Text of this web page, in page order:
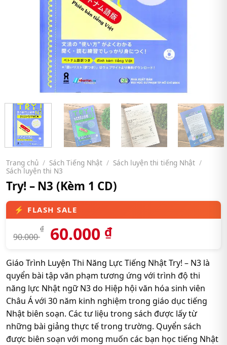
Trang chủ / Sách Tiếng Nhật / Sách luyện thi tiếng Nhật /
Sách luyện thi N3
Try! – N3 (Kèm 1 CD)
90.000
₫ 60.000 ₫
Giáo Trình Luyện Thi Năng Lực Tiếng Nhật Try! – N3 là
quyển bài tập văn phạm tương ứng với trình độ thi
năng lực Nhật ngữ N3 do Hiệp hội văn hóa sinh viên
Châu Á với 30 năm kinh nghiệm trong giáo dục tiếng
Nhật biên soạn. Các tư liệu trong sách được lấy từ
những bài giảng thực tế trong trường. Quyển sách
được biên soạn với mong muốn các bạn học tiếng Nhật